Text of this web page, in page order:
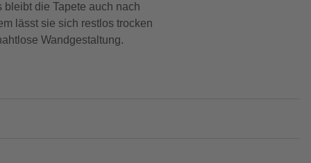
die Tapete auch nach
lässt sie sich restlos trocken
Wandgestaltung.